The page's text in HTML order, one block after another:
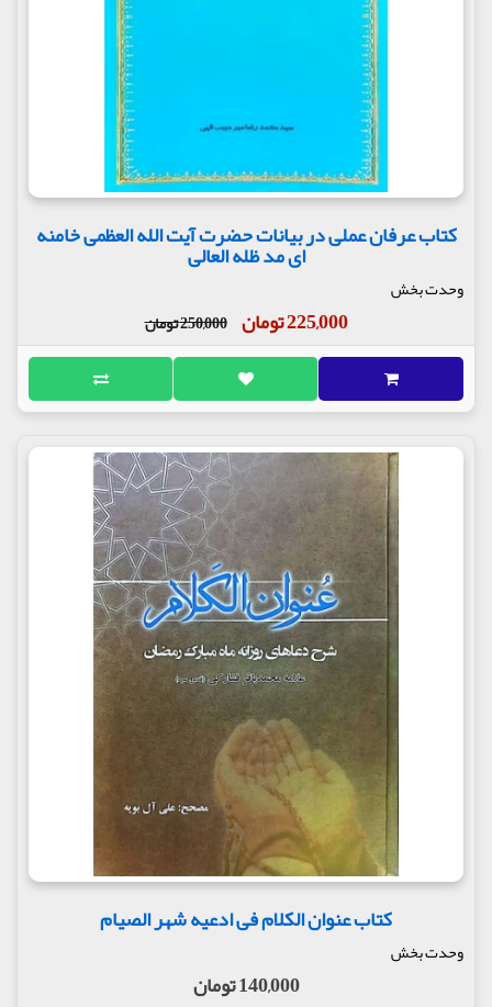
کتاب عرفان عملی در بیانات حضرت آیت الله العظمی خامنه
ای مد ظله العالی
وحدت بخش
225,000 تومان 250,000 تومان
کتاب عنوان الکلام فی ادعیه شهر الصیام
وحدت بخش
140,000 تومان